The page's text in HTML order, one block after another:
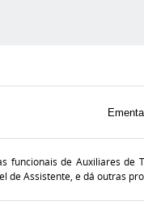
Ementa
funcionais de Auxiliares de
de Assistente, e dá outras